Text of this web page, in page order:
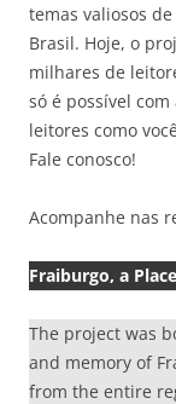
temas valiosos
Brasil. Hoje, o
milhares de
só é possível
leitores como
Fale conosco!
Acompanhe nas
Fraiburgo, a
The project was
and memory of
from the entire